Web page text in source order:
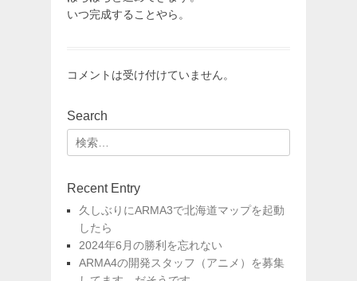
いつ完成することやら。
コメントは受け付けていません。
Search
索:
Recent Entry
久しぶりにARMA3で北海道マップを起動
したら
2024年6月の勝利を忘れない
ARMA4の開発スタッフ（アニメ）を募集